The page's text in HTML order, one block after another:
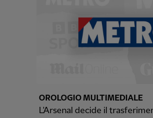
OROLOGIO MULTIMEDIALE
L'Arsenal decide il